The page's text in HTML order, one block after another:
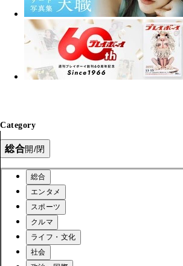
Category
総合開/閉
総合
エンタメ
スポーツ
クルマ
ライフ・文化
社会